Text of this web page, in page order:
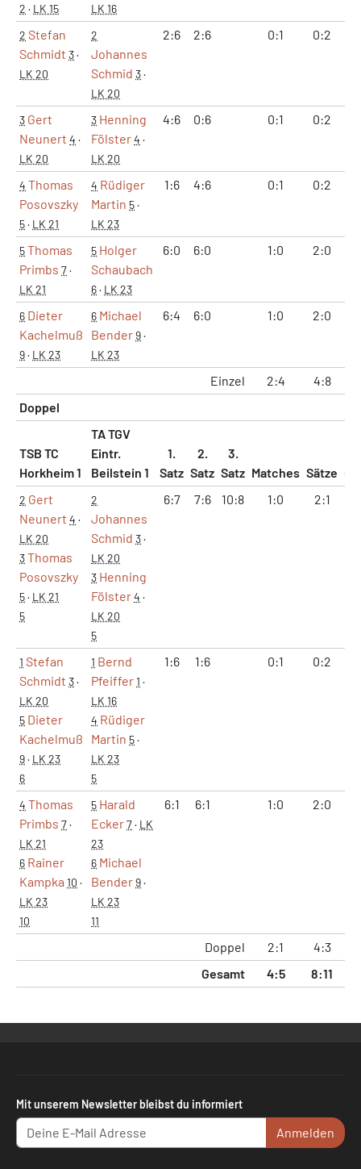
2 · LK 15
LK 16
2 Stefan
Schmidt 3·
LK 20
2
Johannes
Schmid 3·
LK 20
2:6 2:6 0:1 0:2
3 Gert
Neunert 4 ·
LK 20
3 Henning
Fölster4 ·
LK 20
4:6 0:6 0:1 0:2
4 Thomas
Posovszky
5· LK 21
4 Rüdiger
Martin 5·
LK 23
1:6 4:6 0:1 0:2
5Thomas
Primbs 7·
LK 21
5 Holger
Schaubach
6· LK 23
6:0 6:0 1:0 2:0
6 Dieter
Kachelmuß
9· LK 23
6 Michael
Bender9·
LK 23
6:4 6:0 1:0 2:0
Einzel 2:4 4:8
Doppel
TSB TC
Horkheim 1
TA TGV
Eintr.
Beilstein 1
1.
Satz
2.
Satz
3.
Satz Matches Sätze
2 Gert
Neunert 4 ·
LK 20
3Thomas
Posovszky
5· LK 21
5
2
Johannes
Schmid 3·
LK 20
3 Henning
Fölster4 ·
LK 20
5
6:7 7:6 10:8 1:0 2:1
1 Stefan
Schmidt 3·
LK 20
5 Dieter
Kachelmuß
9· LK 23
6
1 Bernd
Pfeiffer1 ·
LK 16
4 Rüdiger
Martin 5·
LK 23
5
1:6 1:6 0:1 0:2
4 Thomas
Primbs 7·
LK 21
6 Rainer
Kampka 10 ·
LK 23
10
5 Harald
Ecker7· LK
23
6 Michael
Bender9·
LK 23
11
6:1 6:1 1:0 2:0
Doppel 2:1 4:3
Gesamt
4:5 8:11
Mit unserem Newsletter bleibst du informiert
Anmelden